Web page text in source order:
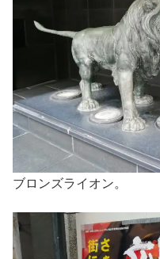
ブロンズライオン。